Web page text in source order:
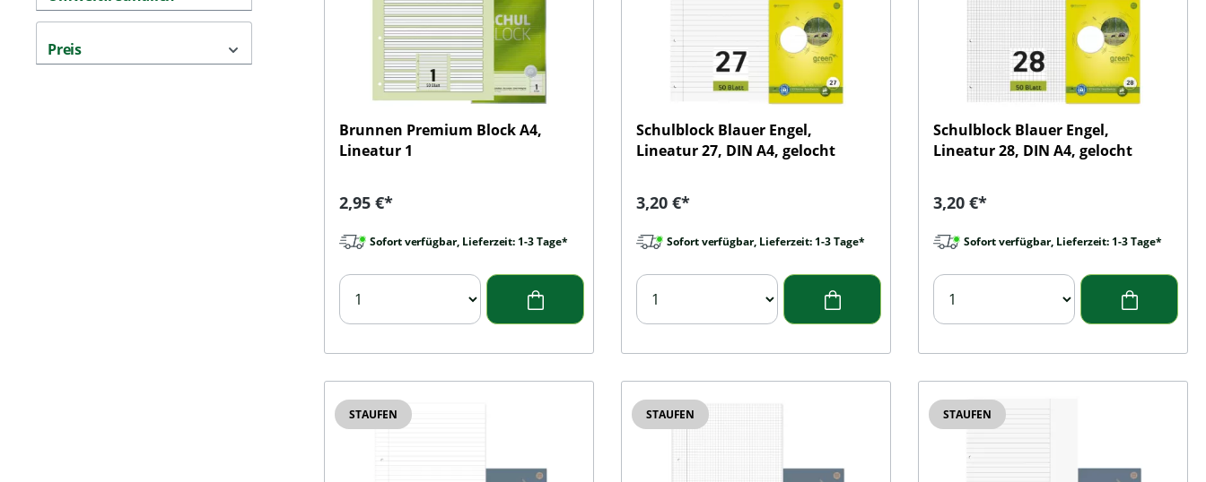
Preis
Brunnen Premium Block A4,
Lineatur 1
Regulärer Preis:
2,95 €*
Sofort verfügbar, Lieferzeit: 1-3 Tage*
Schulblock Blauer Engel,
Lineatur 27, DIN A4, gelocht
Regulärer Preis:
3,20 €*
Sofort verfügbar, Lieferzeit: 1-3 Tage*
Schulblock Blauer Engel,
Lineatur 28, DIN A4, gelocht
Regulärer Preis:
3,20 €*
Sofort verfügbar, Lieferzeit: 1-3 Tage*
STAUFEN STAUFEN STAUFEN